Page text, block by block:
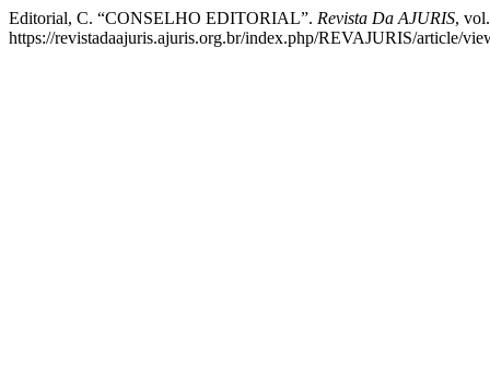
Editorial, C. “CONSELHO EDITORIAL”. Revista Da AJURIS,
https://revistadaajuris.ajuris.org.br/index.php/REVAJURIS/article/